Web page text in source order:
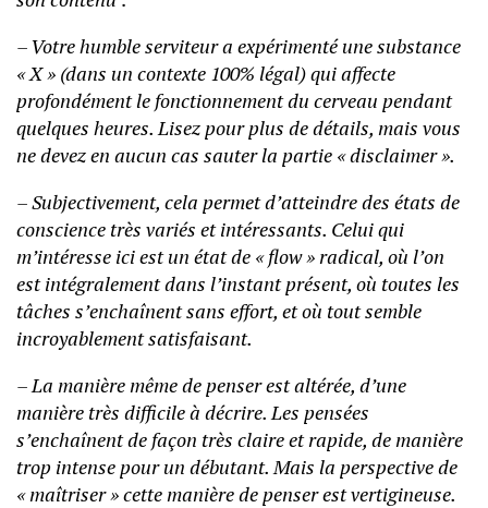
– Votre humble serviteur a expérimenté une substance
« X » (dans un contexte 100% légal) qui affecte
profondément le fonctionnement du cerveau pendant
quelques heures. Lisez pour plus de détails, mais vous
ne devez en aucun cas sauter la partie « disclaimer ».
– Subjectivement, cela permet d’atteindre des états de
conscience très variés et intéressants. Celui qui
m’intéresse ici est un état de « flow » radical, où l’on
est intégralement dans l’instant présent, où toutes les
tâches s’enchaînent sans effort, et où tout semble
incroyablement satisfaisant.
– La manière même de penser est altérée, d’une
manière très difficile à décrire. Les pensées
s’enchaînent de façon très claire et rapide, de manière
trop intense pour un débutant. Mais la perspective de
« maîtriser » cette manière de penser est vertigineuse.